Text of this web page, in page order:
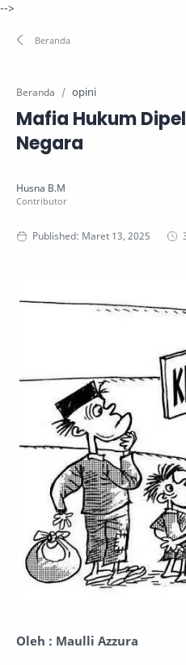
-->
Beranda opini
Mafia Hukum
Negara
Oleh : Maulli Azzura